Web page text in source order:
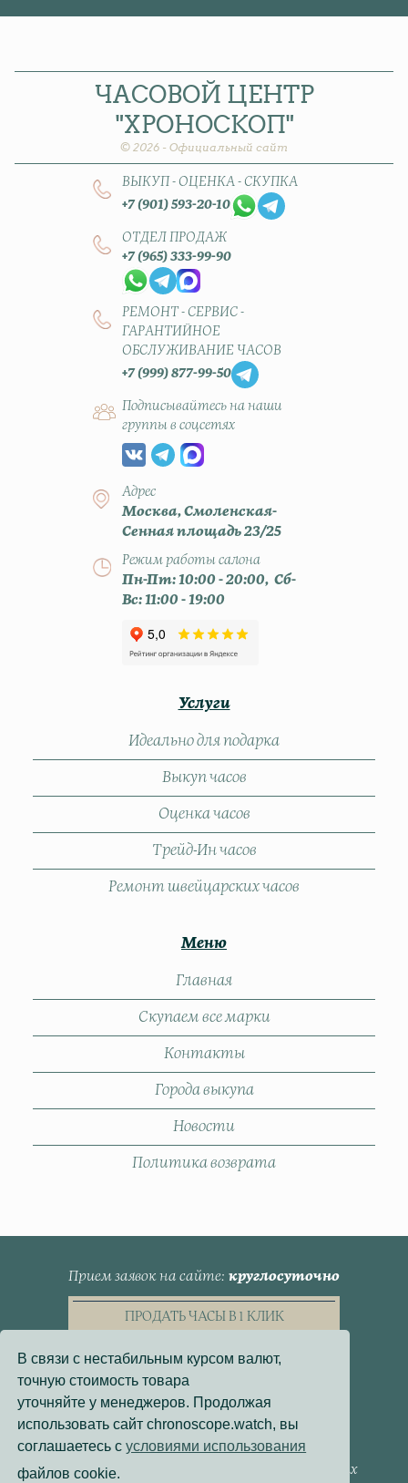
ЧАСОВОЙ ЦЕНТР
"ХРОНОСКОП"
© 2026 - Официальный сайт
ВЫКУП - ОЦЕНКА - СКУПКА
+7 (901) 593-20-10
ОТДЕЛ ПРОДАЖ
+7 (965) 333-99-90
РЕМОНТ - СЕРВИС -
ГАРАНТИЙНОЕ
ОБСЛУЖИВАНИЕ ЧАСОВ
+7 (999) 877-99-50
Подписывайтесь на наши
группы в соцсетях
Адрес
Москва, Смоленская-
Сенная площадь 23/25
Режим работы салона
Пн-Пт: 10:00 - 20:00, Сб-
Вс: 11:00 - 19:00
Услуги
Идеально для подарка
Выкуп часов
Оценка часов
Трейд-Ин часов
Ремонт швейцарских часов
Меню
Главная
Скупаем все марки
Контакты
Города выкупа
Новости
Политика возврата
Прием заявок на сайте круглосуточно
ПРОДАТЬ ЧАСЫ В 1 КЛИК
Пользовательское Соглашение
Политика конфиденциальности
Согласие на обработку персональных данных
В связи с нестабильным курсом валют,
точную стоимость товара
уточняйте у менеджеров. Продолжая
использовать сайт chronoscope.watch, вы
соглашаетесь сусловиями использования
файлов cookie.